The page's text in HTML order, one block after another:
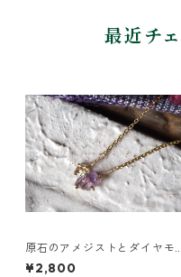
最近チ
原石のアメジストとダイヤモ
ンドクォーツのネックレス
¥2,800